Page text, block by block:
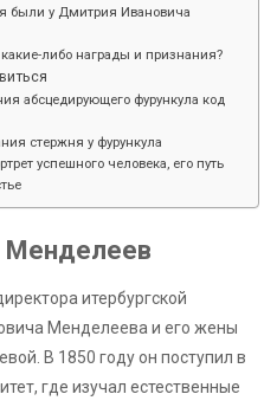
были у Дмитрия Ивановича
либо награды и признания?
абсцедирующего фурункула код
стержня у фурункула
успешного человека, его путь
Менделеев
итербургской
Менделеева и его жены
В 1850 году он поступил в
где изучал естественные